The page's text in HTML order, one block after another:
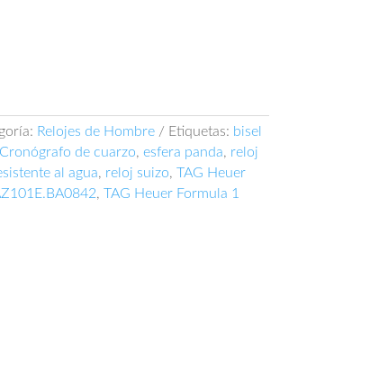
Relojes de Hombre Etiquetas: bisel
Cronógrafo de cuarzo, esfera panda, reloj
al agua, reloj suizo, TAG Heuer
, TAG Heuer Formula 1